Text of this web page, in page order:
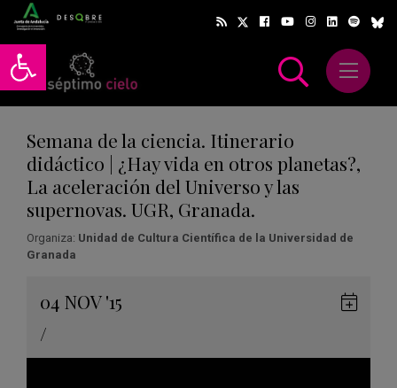
Abrir barra de herramientas
Abrir
Semana de la ciencia. Itinerario
didáctico | ¿Hay vida en otros planetas?,
La aceleración del Universo y las
supernovas. UGR, Granada.
Organiza: Unidad de Cultura Científica de la Universidad de
Granada
04 NOV'15
/